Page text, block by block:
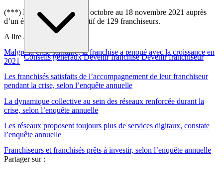
Conseils généraux Devenir franchisé Devenir franchiseur
(***) Etude en ligne du 12 octobre au 18 novembre 2021 auprès
d’un échantillon représentatif de 129 franchiseurs.
A lire aussi :
Malgré la crise sanitaire, la franchise a renoué avec la croissance en
2021
Les franchisés satisfaits de l’accompagnement de leur franchiseur
pendant la crise, selon l’enquête annuelle
La dynamique collective au sein des réseaux renforcée durant la
crise, selon l’enquête annuelle
Les réseaux proposent toujours plus de services digitaux, constate
l’enquête annuelle
Franchiseurs et franchisés prêts à investir, selon l’enquête annuelle
Partager sur :